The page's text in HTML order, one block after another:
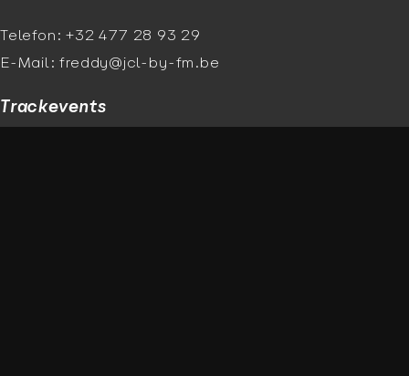
Telefon: +32 477 28 93 29
E-Mail: freddy@jcl-by-fm.be
Trackevents